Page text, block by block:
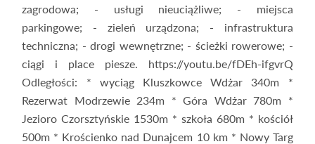
zagrodowa; - usługi nieuciążliwe; - miejsca
parkingowe; - zieleń urządzona; - infrastruktura
techniczna; - drogi wewnętrzne; - ścieżki rowerowe; -
ciągi i place piesze. https://youtu.be/fDEh-ifgvrQ
Odległości: * wyciąg Kluszkowce Wdżar 340m *
Rezerwat Modrzewie 234m * Góra Wdżar 780m *
Jezioro Czorsztyńskie 1530m * szkoła 680m * kościół
500m * Krościenko nad Dunajcem 10 km * Nowy Targ